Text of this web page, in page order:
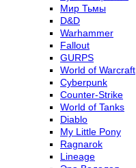
Мир Тьмы
D&D
Warhammer
Fallout
GURPS
World of Warcraft
Сyberpunk
Counter-Strike
World of Tanks
Diablo
My Little Pony
Ragnarok
Lineage